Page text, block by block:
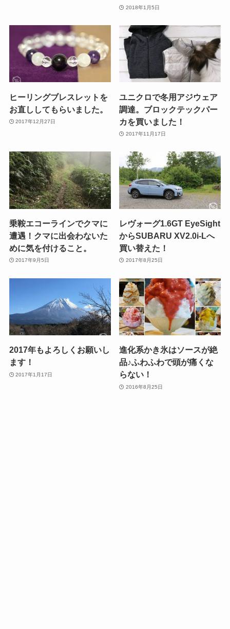
2018年1月5日
ヒーリングブレスレットを
お直ししてもらいました。
2017年12月27日
ユニクロで冬用アジウェア
調達。ブロックテックパー
カを買いました！
2017年11月17日
乗鞍エコーラインでクマに
遭遇！クマに出会わないた
めに気を付けること。
2017年9月5日
レヴォーグ1.6GT EyeSight
からSUBARU XV2.0i-Lへ
買い替えた！
2017年8月25日
2017年もよろしくお願いし
ます！
2017年1月17日
進化系かき氷はソースが絶
品♪ふわふわで頭が痛くな
らない！
2016年8月25日